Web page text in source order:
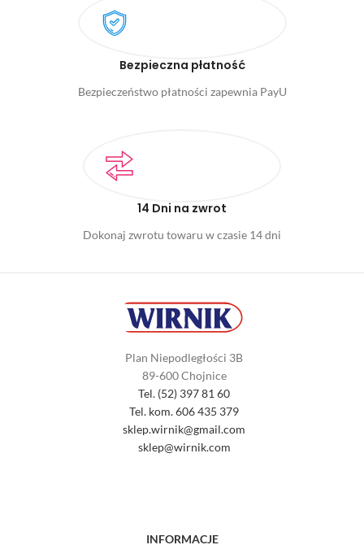
Bezpieczna płatność
Bezpieczeństwo płatności zapewnia PayU
14 Dni na zwrot
Dokonaj zwrotu towaru w czasie 14 dni
Plan Niepodległości 3B
89-600 Chojnice
Tel. (52) 397 81 60
Tel. kom. 606 435 379
sklep.wirnik@gmail.com
sklep@wirnik.com
INFORMACJE